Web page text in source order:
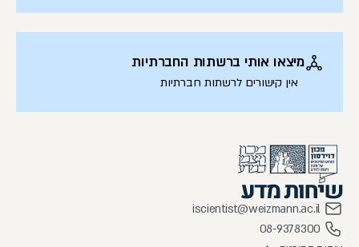
מיצאו אותי ברשתות החברתיות
אין קישורים לרשתות חברתיות
08-9378300
iscientist@weizmann.ac.il